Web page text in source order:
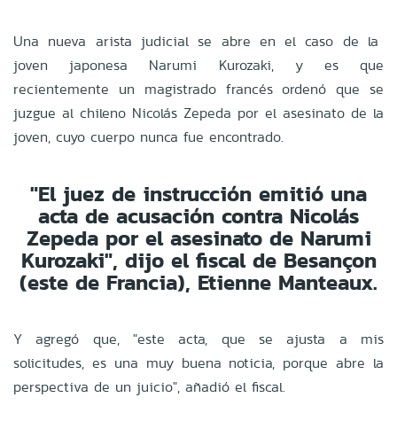
Una nueva arista judicial se abre en el caso de la
joven japonesa Narumi Kurozaki, y es que
recientemente un magistrado francés ordenó que se
juzgue al chileno Nicolás Zepeda por el asesinato de la
joven, cuyo cuerpo nunca fue encontrado.
"El juez de instrucción emitió una
acta de acusación contra Nicolás
Zepeda por el asesinato de Narumi
Kurozaki", dijo el fiscal de Besançon
(este de Francia), Etienne Manteaux.
Y agregó que, "este acta, que se ajusta a mis
solicitudes, es una muy buena noticia, porque abre la
perspectiva de un juicio", añadió el fiscal.